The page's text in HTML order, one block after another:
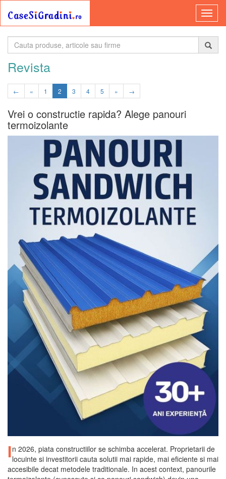
Revista
← « 1 2 3 4 5 » →
Vrei o constructie rapida? Alege panouri
termoizolante
In 2026, piata constructiilor se schimba accelerat. Proprietarii de
locuinte si investitorii cauta solutii mai rapide, mai eficiente si mai
accesibile decat metodele traditionale. In acest context, panourile